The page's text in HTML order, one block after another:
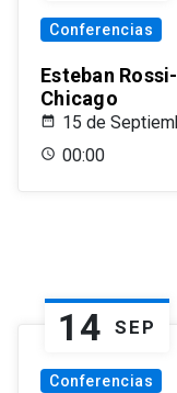
Conferencias
Esteban
Chicago
15 de
00:00
14 SEP
Conferencias